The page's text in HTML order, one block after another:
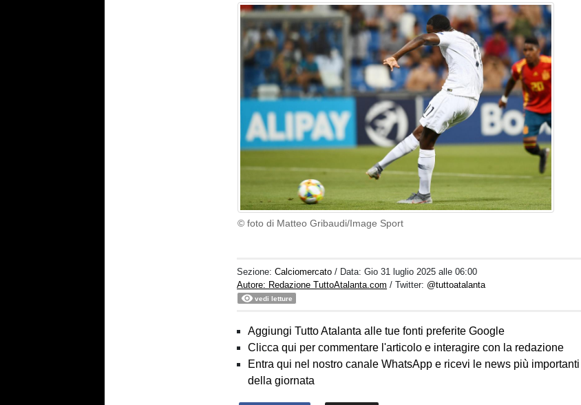
© foto di Matteo Gribaudi/Image Sport
Sezione:Calciomercato / Data:Gio 31 luglio 2025 alle 06:00
Autore: Redazione TuttoAtalanta.com / Twitter: @tuttoatalanta
vedi letture
Aggiungi Tutto Atalanta alle tue fonti preferite Google
Clicca qui per commentare l'articolo e interagire con la redazione
Entra qui nel nostro canale WhatsApp e ricevi le news più importanti
della giornata